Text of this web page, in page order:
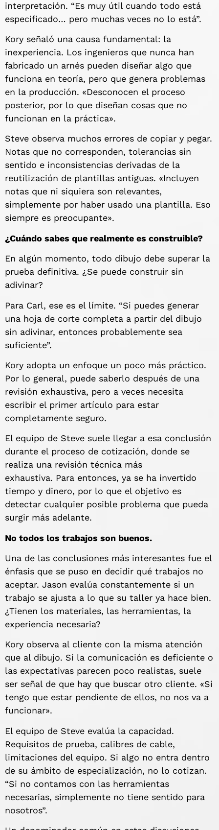
interpretación. “Es muy útil cuando todo está
especificado… pero muchas veces no lo está”.
Kory señaló una causa fundamental: la
inexperiencia. Los ingenieros que nunca han
fabricado un arnés pueden diseñar algo que
funciona en teoría, pero que genera problemas
en la producción. «Desconocen el proceso
posterior, por lo que diseñan cosas que no
funcionan en la práctica».
Steve observa muchos errores de copiar y pegar.
Notas que no corresponden, tolerancias sin
sentido e inconsistencias derivadas de la
reutilización de plantillas antiguas. «Incluyen
notas que ni siquiera son relevantes,
simplemente por haber usado una plantilla. Eso
siempre es preocupante».
¿Cuándo sabes que realmente es construible?
En algún momento, todo dibujo debe superar la
prueba definitiva. ¿Se puede construir sin
adivinar?
Para Carl, ese es el límite. “Si puedes generar
una hoja de corte completa a partir del dibujo
sin adivinar, entonces probablemente sea
suficiente”.
Kory adopta un enfoque un poco más práctico.
Por lo general, puede saberlo después de una
revisión exhaustiva, pero a veces necesita
escribir el primer artículo para estar
completamente seguro.
El equipo de Steve suele llegar a esa conclusión
durante el proceso de cotización, donde se
realiza una revisión técnica más
exhaustiva. Para entonces, ya se ha invertido
tiempo y dinero, por lo que el objetivo es
detectar cualquier posible problema que pueda
surgir más adelante.
No todos los trabajos son buenos.
Una de las conclusiones más interesantes fue el
énfasis que se puso en decidir qué trabajos no
aceptar. Jason evalúa constantemente si un
trabajo se ajusta a lo que su taller ya hace bien.
¿Tienen los materiales, las herramientas, la
experiencia necesaria?
Kory observa al cliente con la misma atención
que al dibujo. Si la comunicación es deficiente o
las expectativas parecen poco realistas, suele
ser señal de que hay que buscar otro cliente. «Si
tengo que estar pendiente de ellos, no nos va a
funcionar».
El equipo de Steve evalúa la capacidad.
Requisitos de prueba, calibres de cable,
limitaciones del equipo. Si algo no entra dentro
de su ámbito de especialización, no lo cotizan.
“Si no contamos con las herramientas
necesarias, simplemente no tiene sentido para
nosotros”.